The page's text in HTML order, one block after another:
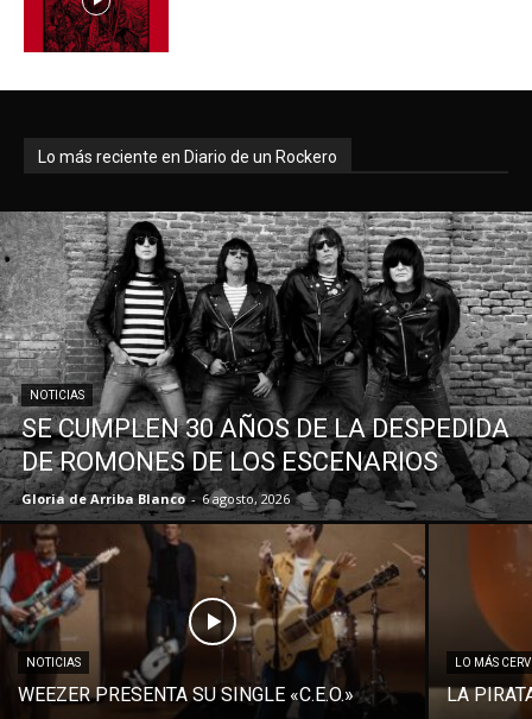
Lo más reciente en Diario de un Rockero
NOTICIAS
SE CUMPLEN 30 AÑOS DE LA DESPEDIDA
DE ROMONES DE LOS ESCENARIOS
Gloria de Arriba Blanco - 6 agosto, 2026
NOTICIAS
WEEZER PRESENTA SU SINGLE «C.E.O.»
LO MÁS
LA